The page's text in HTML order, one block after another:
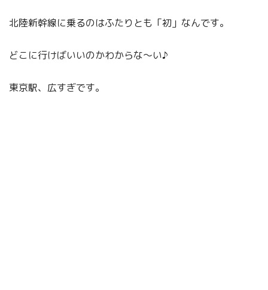
北陸新幹線に乗るのはふたりとも「初」なんです。
どこに行けばいいのかわからな～い♪
東京駅、広すぎです。